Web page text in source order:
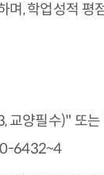
, 학업성적 평
교양필수)" 또
6432~4